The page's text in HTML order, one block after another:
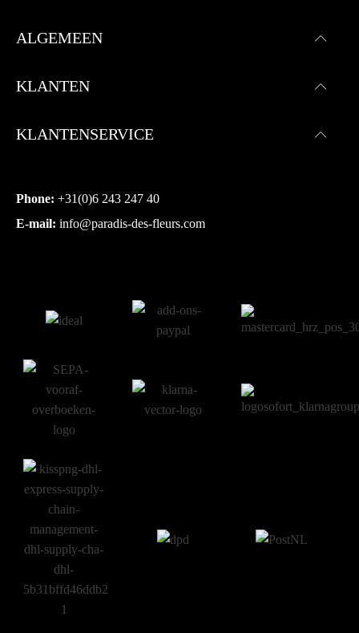
ALGEMEEN
KLANTEN
KLANTENSERVICE
Phone: +31(0)6 243 247 40
E-mail: info@paradis-des-fleurs.com